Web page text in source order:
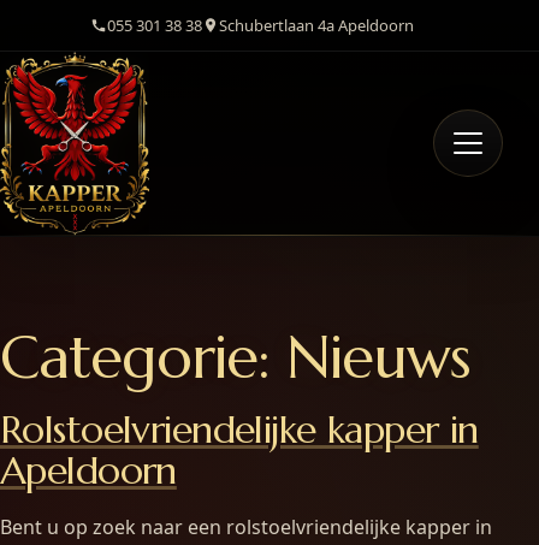
055 301 38 38 Schubertlaan 4a Apeldoorn
Categorie: Nieuws
Rolstoelvriendelijke kapper in
Apeldoorn
Bent u op zoek naar een rolstoelvriendelijke kapper in